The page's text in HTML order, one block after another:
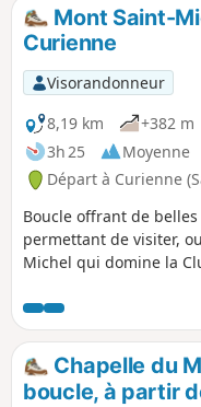
Mont Saint-
Curienne
Visorandonneur
8,19 km
+382 m
3h 25
Moyenne
Départ à Curienne
Boucle offrant de
permettant de visiter,
Michel qui domine la
Bognette et
des Fées.
Chapelle du
boucle, à partir